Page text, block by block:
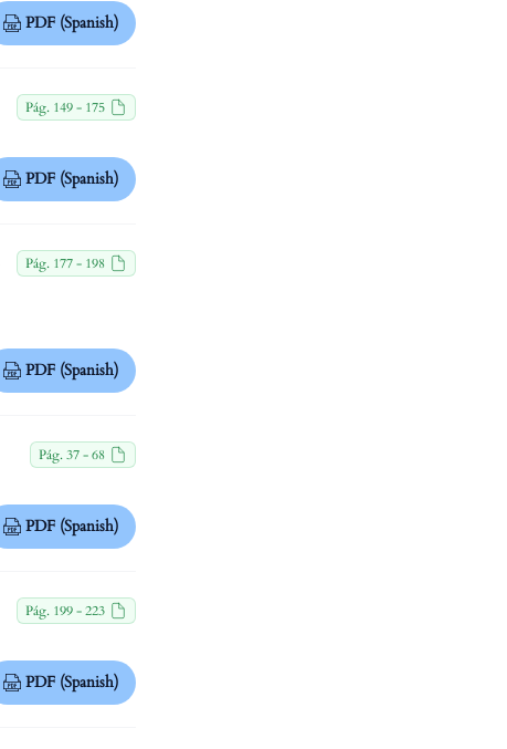
PDF (Spanish)
Pág. 149 - 175
PDF (Spanish)
Pág. 177 - 198
PDF (Spanish)
Pág. 37 - 68
PDF (Spanish)
Pág. 199 - 223
PDF (Spanish)